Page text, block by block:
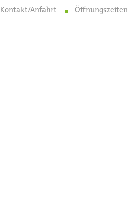
Kontakt/Anfahrt Öffnungszeiten